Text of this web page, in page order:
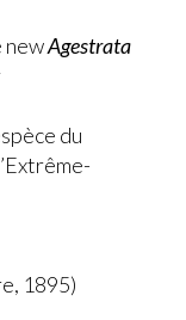
newAgestrata
du
1895)